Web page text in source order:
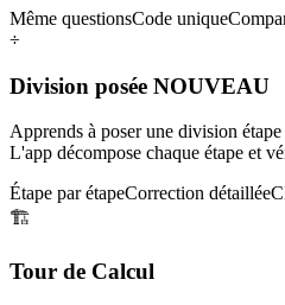
Même questionsCode unique
÷
Division posée NOUVEAU
Apprends à poser une division
L'app décompose chaque étape et
Étape par étapeCorrection détaillée
🏗️
Tour de Calcul